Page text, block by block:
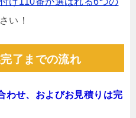
い！
了までの流れ
わせ、およびお見積りは完